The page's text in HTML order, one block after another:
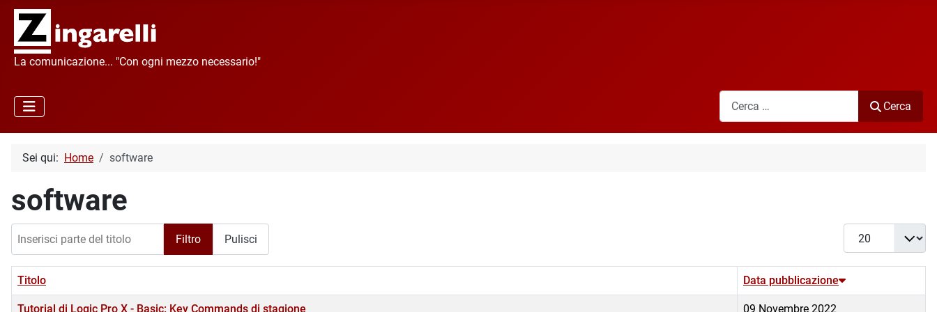
La comunicazione... "Con ogni mezzo necessario!"
Cerca
Cerca
Sei qui: Home software
software
Filtro Pulisci
Visualizza #
Titolo Data pubblicazione
Tutorial di Logic Pro X - Basic: Key Commands di stagione 09 Novembre 2022